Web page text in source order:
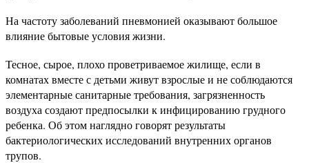
На частоту заболеваний пневмонией оказывают большое
влияние бытовые условия жизни.
Тесное, сырое, плохо проветриваемое жилище, если в
комнатах вместе с детьми живут взрослые и не соблюдаются
элементарные санитарные требования, загрязненность
воздуха создают предпосылки к инфицированию грудного
ребенка. Об этом наглядно говорят результаты
бактериологических исследований внутренних органов
трупов.